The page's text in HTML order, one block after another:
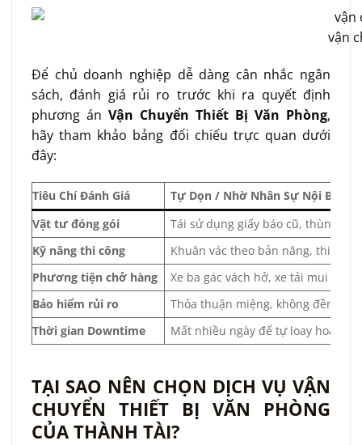
vận
Để chủ doanh nghiệp dễ dàng cân nhắc ngân
sách, đánh giá rủi ro trước khi ra quyết định
phương án Vận Chuyển Thiết Bị Văn Phòng,
hãy tham khảo bảng đối chiếu trực quan dưới
đây:
Tiêu Chí Đánh Giá
Tự Dọn / Nhờ Nhân Sự Nội Bộ
Vật tư đóng gói
Tái sử dụng giấy báo cũ, thùng
Kỹ năng thi công
Khuân vác theo bản năng, thiếu
Phương tiện chở hàng
Xe ba gác vách hở, xe tải mui bạt
Bảo hiểm rủi ro
Thỏa thuận miệng, không đền bù
Thời gian Downtime
Mất nhiều ngày để tự loay hoay,
TẠI SAO NÊN CHỌN DỊCH VỤ VẬN
CHUYỂN THIẾT BỊ VĂN PHÒNG
CỦA THÀNH TÀI?